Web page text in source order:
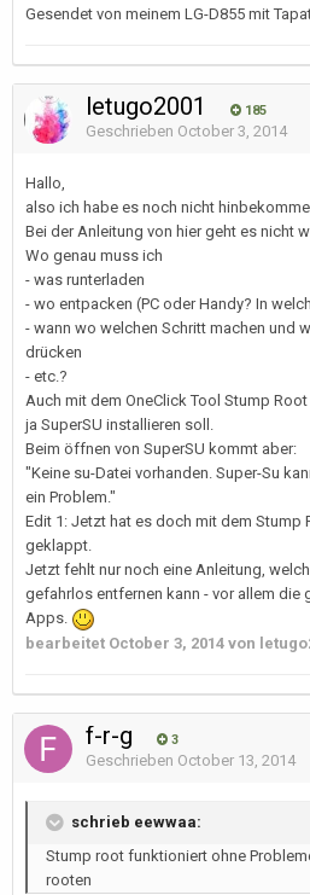
Gesendet von meinem LG-D855 mit
letugo2001 185
Geschrieben October 3, 2014
Hallo,
also ich habe es noch nicht
Bei der Anleitung von hier geht es nicht
Wo genau muss ich
- was runterladen
- wo entpacken (PC oder Handy? In
- wann wo welchen Schritt machen und
drücken
- etc.?
Auch mit dem OneClick Tool Stump
ja SuperSU installieren soll.
Beim öffnen von SuperSU kommt aber:
"Keine su-Datei vorhanden. Super-Su
ein Problem."
Edit 1: Jetzt hat es doch mit dem Stump
geklappt.
Jetzt fehlt nur noch eine Anleitung,
gefahrlos entfernen kann - vor allem die
Apps.
bearbeitet October 3, 2014 von
f-r-g 3
Geschrieben October 13, 2014
schrieb eewwaa:
Stump root funktioniert ohne
rooten